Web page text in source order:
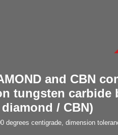
and CBN
tungsten carbide
/ CBN)
degrees centigrade, dimension